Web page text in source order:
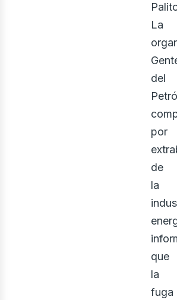
La
del
por
de
la
que
la
fuga